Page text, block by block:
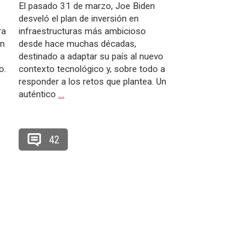
El pasado 31 de marzo, Joe Biden
desveló el plan de inversión en
infraestructuras más ambicioso
desde hace muchas décadas,
destinado a adaptar su país al nuevo
contexto tecnológico y, sobre todo a
responder a los retos que plantea. Un
auténtico…
42